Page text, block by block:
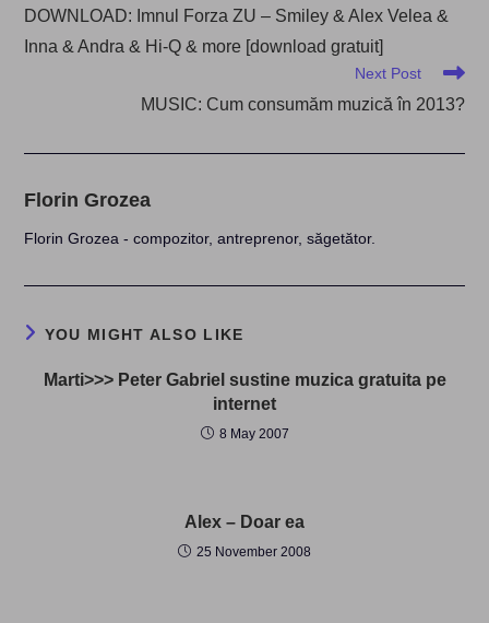
articles
DOWNLOAD: Imnul Forza ZU – Smiley & Alex Velea &
Inna & Andra & Hi-Q & more [download gratuit]
Next Post
MUSIC: Cum consumăm muzică în 2013?
Florin Grozea
Florin Grozea - compozitor, antreprenor, săgetător.
YOU MIGHT ALSO LIKE
Marti>>> Peter Gabriel sustine muzica gratuita pe
internet
8 May 2007
Alex – Doar ea
25 November 2008